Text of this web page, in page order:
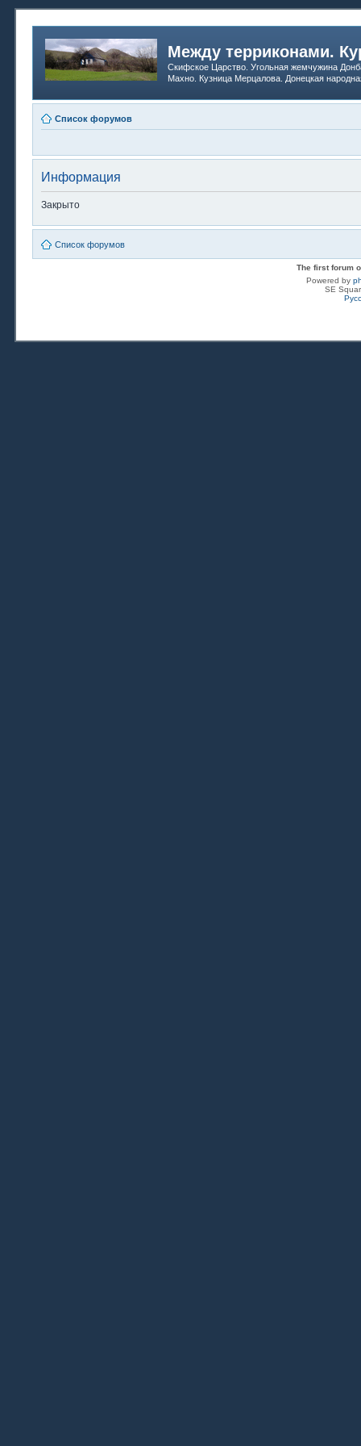
Между терриконами.
Скифское Царство. Угольная жемчужина
Махно. Кузница Мерцалова. Донецкая
Список форумов
Информация
Закрыто
Список форумов
The first forum
Powered by
SE